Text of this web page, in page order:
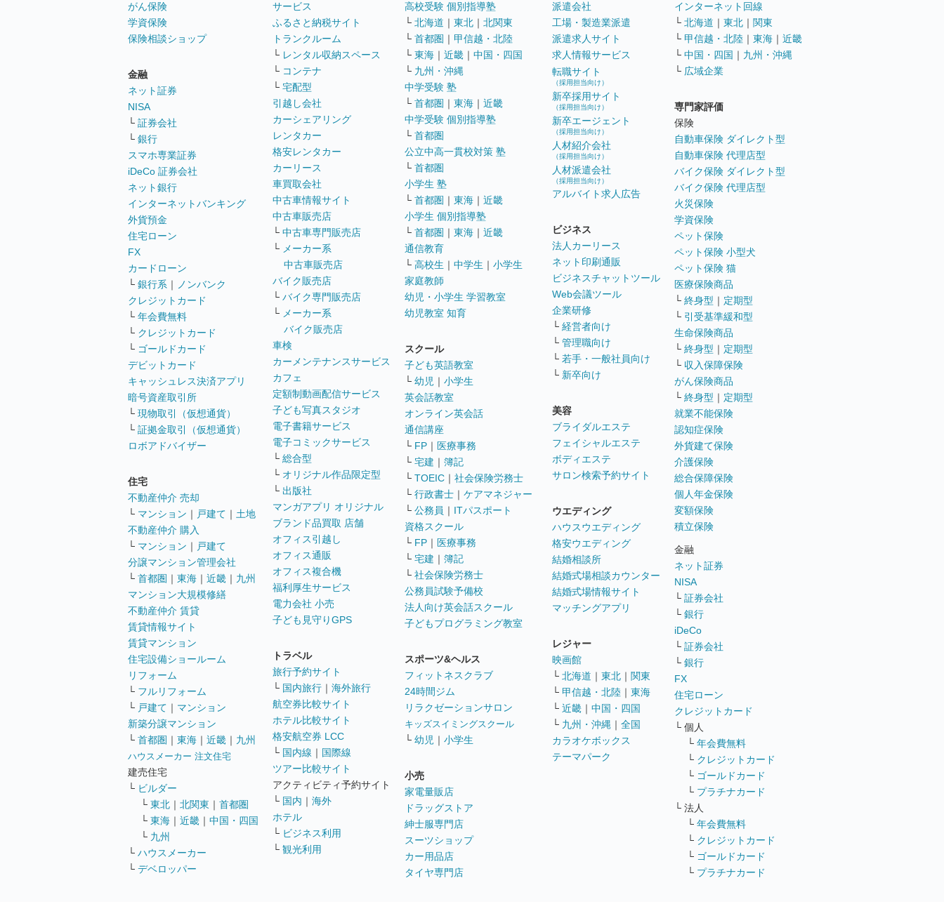
がん保険
学資保険
保険相談ショップ
金融
ネット証券
NISA
└ 証券会社
└ 銀行
スマホ専業証券
iDeCo 証券会社
ネット銀行
インターネットバンキング
外貨預金
住宅ローン
FX
カードローン
└ 銀行系 ｜
ノンバンク
クレジットカード
└ 年会費無料
└ クレジットカード
└ ゴールドカード
デビットカード
キャッシュレス決済アプリ
暗号資産取引所
└ 現物取引（仮想通貨）
└ 証拠金取引（仮想通貨）
ロボアドバイザー
住宅
不動産仲介 売却
└ マンション ｜ 戸建て ｜ 土地
不動産仲介 購入
└ マンション ｜ 戸建て
分譲マンション管理会社
└ 首都圏 ｜ 東海 ｜ 近畿 ｜ 九州
マンション大規模修繕
不動産仲介 賃貸
賃貸情報サイト
賃貸マンション
住宅設備ショールーム
リフォーム
└ フルリフォーム
└ 戸建て ｜ マンション
新築分譲マンション
└ 首都圏 ｜ 東海 ｜ 近畿 ｜ 九州
ハウスメーカー 注文住宅
建売住宅
└ ビルダー
└ 東北 ｜ 北関東 ｜ 首都圏
└ 東海 ｜ 近畿 ｜ 中国・四国
└ 九州
└ ハウスメーカー
└ デベロッパー
サービス
ふるさと納税サイト
トランクルーム
└ レンタル収納スペース
└ コンテナ
└ 宅配型
引越し会社
カーシェアリング
レンタカー
格安レンタカー
カーリース
車買取会社
中古車情報サイト
中古車販売店
└ 中古車専門販売店
└ メーカー系
中古車販売店
バイク販売店
└ バイク専門販売店
└ メーカー系
バイク販売店
車検
カーメンテナンスサービス
カフェ
定額制動画配信サービス
子ども写真スタジオ
電子書籍サービス
電子コミックサービス
└ 総合型
└ オリジナル作品限定型
└ 出版社
マンガアプリ オリジナル
ブランド品買取 店舗
オフィス引越し
オフィス通販
オフィス複合機
福利厚生サービス
電力会社 小売
子ども見守りGPS
トラベル
旅行予約サイト
└ 国内旅行 ｜ 海外旅行
航空券比較サイト
ホテル比較サイト
格安航空券 LCC
└ 国内線 ｜ 国際線
ツアー比較サイト
アクティビティ予約サイト
└ 国内 ｜ 海外
ホテル
└ ビジネス利用
└ 観光利用
高校受験 個別指導塾
└ 北海道 ｜ 東北 ｜ 北関東
└ 首都圏 ｜ 甲信越・北陸
└ 東海 ｜ 近畿 ｜ 中国・四国
└ 九州・沖縄
中学受験 塾
└ 首都圏 ｜ 東海 ｜ 近畿
中学受験 個別指導塾
└ 首都圏
公立中高一貫校対策 塾
└ 首都圏
小学生 塾
└ 首都圏 ｜ 東海 ｜ 近畿
小学生 個別指導塾
└ 首都圏 ｜ 東海 ｜ 近畿
通信教育
└ 高校生 ｜ 中学生 ｜ 小学生
家庭教師
幼児・小学生 学習教室
幼児教室 知育
スクール
子ども英語教室
└ 幼児 ｜ 小学生
英会話教室
オンライン英会話
通信講座
└ FP ｜ 医療事務
└ 宅建 ｜ 簿記
└ TOEIC ｜ 社会保険労務士
└ 行政書士 ｜ ケアマネジャー
└ 公務員 ｜ ITパスポート
資格スクール
└ FP ｜ 医療事務
└ 宅建 ｜ 簿記
└ 社会保険労務士
公務員試験予備校
法人向け英会話スクール
子どもプログラミング教室
スポーツ&ヘルス
フィットネスクラブ
24時間ジム
リラクゼーションサロン
キッズスイミングスクール
└ 幼児 ｜ 小学生
小売
家電量販店
ドラッグストア
紳士服専門店
スーツショップ
カー用品店
タイヤ専門店
派遣会社
工場・製造業派遣
派遣求人サイト
求人情報サービス
転職サイト
（採用担当向け）
新卒採用サイト
（採用担当向け）
新卒エージェント
（採用担当向け）
人材紹介会社
（採用担当向け）
人材派遣会社
（採用担当向け）
アルバイト求人広告
ビジネス
法人カーリース
ネット印刷通販
ビジネスチャットツール
Web会議ツール
企業研修
└ 経営者向け
└ 管理職向け
└ 若手・一般社員向け
└ 新卒向け
美容
ブライダルエステ
フェイシャルエステ
ボディエステ
サロン検索予約サイト
ウエディング
ハウスウエディング
格安ウエディング
結婚相談所
結婚式場相談カウンター
結婚式場情報サイト
マッチングアプリ
レジャー
映画館
└ 北海道 ｜ 東北 ｜ 関東
└ 甲信越・北陸 ｜ 東海
└ 近畿 ｜ 中国・四国
└ 九州・沖縄 ｜ 全国
カラオケボックス
テーマパーク
インターネット回線
└ 北海道 ｜ 東北 ｜ 関東
└ 甲信越・北陸 ｜ 東海 ｜ 近畿
└ 中国・四国 ｜ 九州・沖縄
└ 広域企業
専門家評価
保険
自動車保険 ダイレクト型
自動車保険 代理店型
バイク保険 ダイレクト型
バイク保険 代理店型
火災保険
学資保険
ペット保険
ペット保険 小型犬
ペット保険 猫
医療保険商品
└ 終身型 ｜ 定期型
└ 引受基準緩和型
生命保険商品
└ 終身型 ｜ 定期型
└ 収入保障保険
がん保険商品
└ 終身型 ｜ 定期型
就業不能保険
認知症保険
外貨建て保険
介護保険
総合保障保険
個人年金保険
変額保険
積立保険
金融
ネット証券
NISA
└ 証券会社
└ 銀行
iDeCo
└ 証券会社
└ 銀行
FX
住宅ローン
クレジットカード
└ 個人
└ 年会費無料
└ クレジットカード
└ ゴールドカード
└ プラチナカード
└ 法人
└ 年会費無料
└ クレジットカード
└ ゴールドカード
└ プラチナカード